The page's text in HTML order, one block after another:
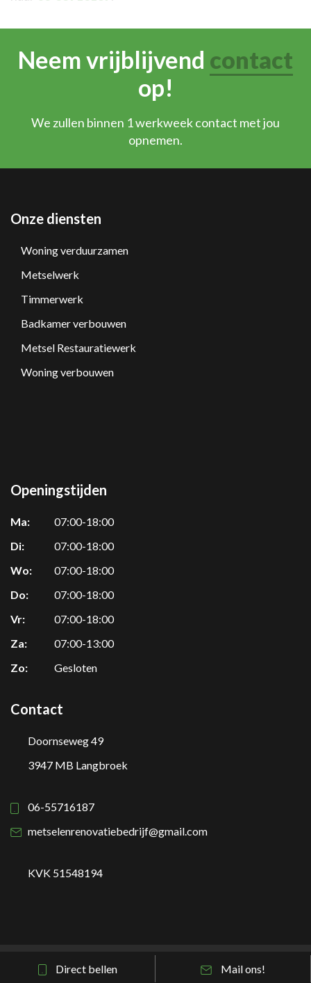
Direct bellen Mail ons!
Neem vrijblijvend contact
op!
We zullen binnen 1 werkweek contact met jou
opnemen.
Onze diensten
Woning verduurzamen
Metselwerk
Timmerwerk
Badkamer verbouwen
Metsel Restauratiewerk
Woning verbouwen
Openingstijden
Ma:
07:00-18:00
Di:
07:00-18:00
Wo:
07:00-18:00
Do:
07:00-18:00
Vr:
07:00-18:00
Za:
07:00-13:00
Zo:
Gesloten
Contact
Doornseweg 49
3947 MB Langbroek
06-55716187
metselenrenovatiebedrijf@gmail.com
KVK 51548194
Contact | Privacy Beleid